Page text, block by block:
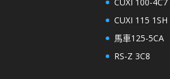
CUXI 100-4C7
CUXI 115 1SH
馬車125-5CA
RS-Z 3C8